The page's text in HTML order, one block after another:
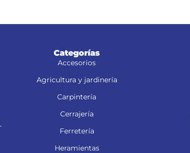
Categorías
Accesorios
Agricultura y jardinería
Carpintería
Cerrajería
Ferretería
Heramientas